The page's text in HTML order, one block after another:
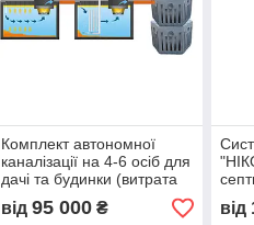
Комплект автономної
каналізації на 4-6 осіб для
дачі та будинки (витрата
1,5 м3 на добу). Під ключ!
від 95 000₴ від